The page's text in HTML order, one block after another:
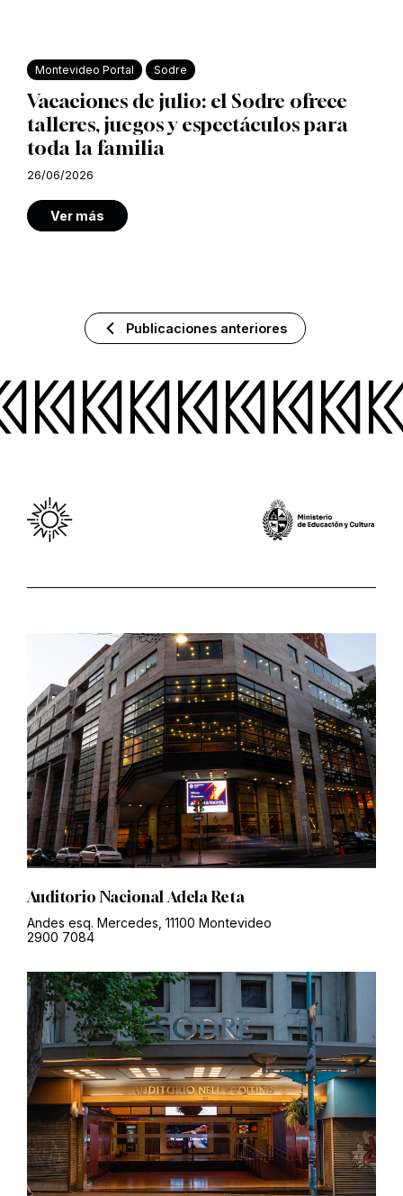
Montevideo Portal Sodre
Vacaciones de julio: el Sodre ofrece
talleres, juegos y espectáculos para
toda la familia
26/06/2026
Ver más
Publicaciones anteriores
Auditorio Nacional Adela Reta
Andes esq. Mercedes, 11100 Montevideo
2900 7084